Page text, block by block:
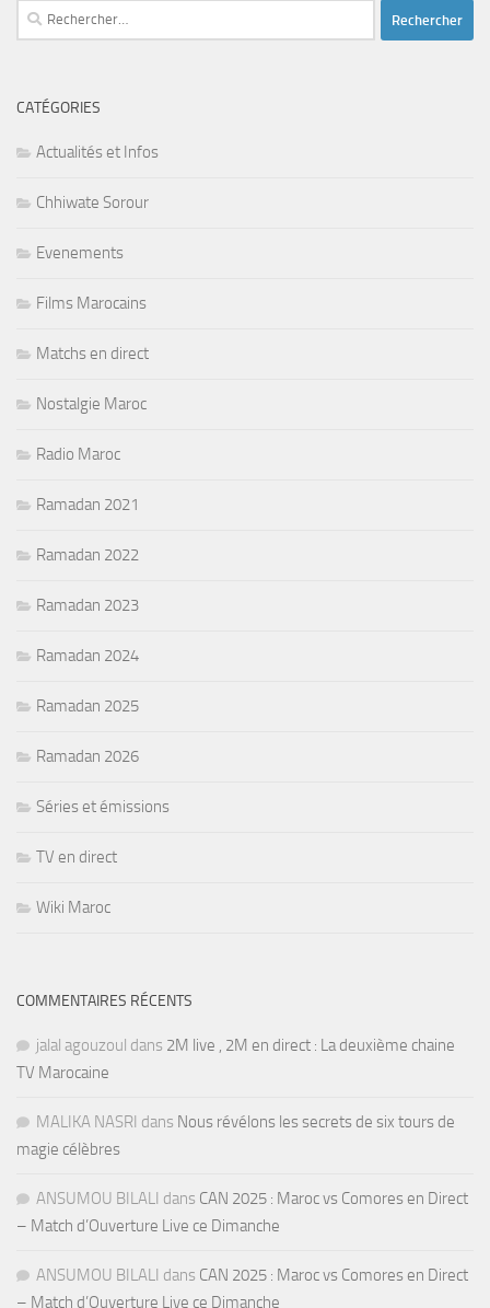
Rechercher :
CATÉGORIES
Actualités et Infos
Chhiwate Sorour
Evenements
Films Marocains
Matchs en direct
Nostalgie Maroc
Radio Maroc
Ramadan 2021
Ramadan 2022
Ramadan 2023
Ramadan 2024
Ramadan 2025
Ramadan 2026
Séries et émissions
TV en direct
Wiki Maroc
COMMENTAIRES RÉCENTS
jalal agouzoul dans 2M live , 2M en direct : La deuxième chaine
TV Marocaine
MALIKA NASRI dans Nous révélons les secrets de six tours de
magie célèbres
ANSUMOU BILALI dans CAN 2025 : Maroc vs Comores en Direct
– Match d’Ouverture Live ce Dimanche
ANSUMOU BILALI dans CAN 2025 : Maroc vs Comores en Direct
– Match d’Ouverture Live ce Dimanche